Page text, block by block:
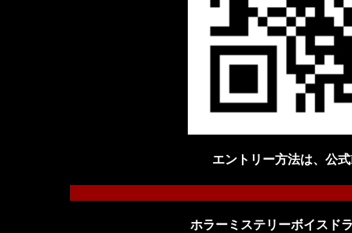
エントリー方法は、公
ホラーミステリーボイスド